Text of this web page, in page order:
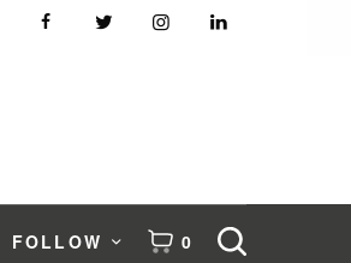
FOLLOW 0